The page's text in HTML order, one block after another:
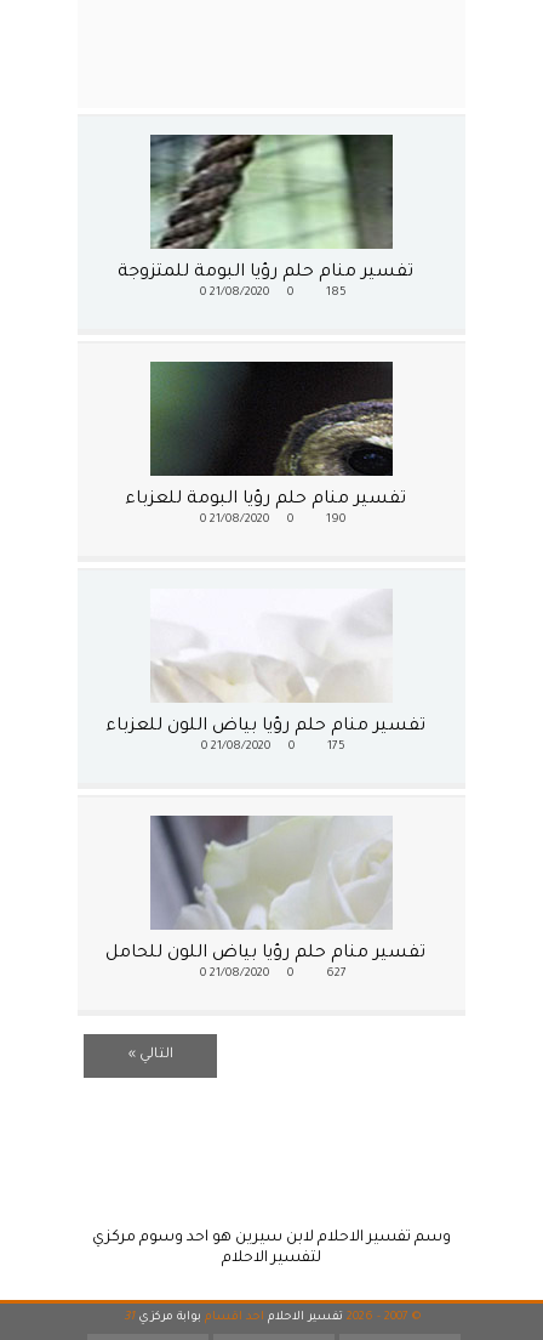
تفسير منام حلم رؤيا البومة للمتزوجة
185
0
21/08/2020
0
تفسير منام حلم رؤيا البومة للعزباء
190
21/08/2020
0
تفسير منام حلم رؤيا بياض اللون للعزباء
175
0
21/08/2020
0
تفسير منام حلم رؤيا بياض اللون للحامل
627
0
21/08/2020
0
التالي »
وسم تفسير الاحلام لابن سيرين هو احد وسوم مركزي
لتفسير الاحلام
© 2007 - 2026 تفسير الاحلام احد اقسام بوابة مركزي 31